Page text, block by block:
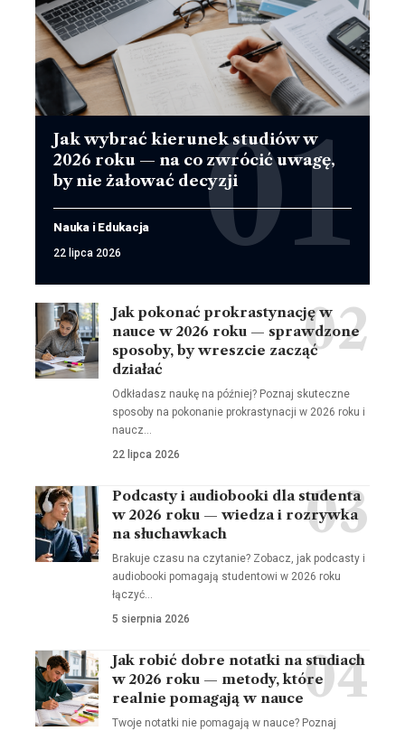
Jak wybrać kierunek studiów w
2026 roku — na co zwrócić uwagę,
by nie żałować decyzji
Nauka i Edukacja
22 lipca 2026
Jak pokonać prokrastynację w
nauce w 2026 roku — sprawdzone
sposoby, by wreszcie zacząć
działać
Odkładasz naukę na później? Poznaj skuteczne
sposoby na pokonanie prokrastynacji w 2026 roku i
naucz…
22 lipca 2026
Podcasty i audiobooki dla studenta
w 2026 roku — wiedza i rozrywka
na słuchawkach
Brakuje czasu na czytanie? Zobacz, jak podcasty i
audiobooki pomagają studentowi w 2026 roku
łączyć…
5 sierpnia 2026
Jak robić dobre notatki na studiach
w 2026 roku — metody, które
realnie pomagają w nauce
Twoje notatki nie pomagają w nauce? Poznaj